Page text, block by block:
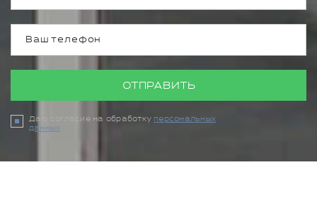
ОТПРАВИТЬ
Даю согласие на обработку персональных
данных